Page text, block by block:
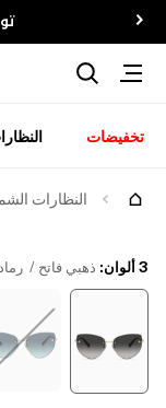
تخفيضات
النظارات
3 ألوان : ذهبي فاتح /